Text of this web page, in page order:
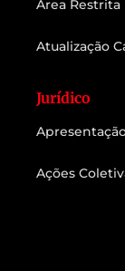
Área Restrita
Atualização
Jurídico
Ações